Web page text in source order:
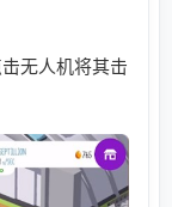
无人机将其击